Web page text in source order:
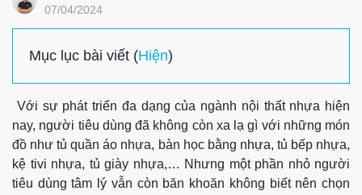
07/04/2024
Mục lục bài viết (Hiện)
Với sự phát triển đa dạng của ngành nội thất nhựa hiện
nay, người tiêu dùng đã không còn xa lạ gì với những món
đồ như tủ quần áo nhựa, bàn học bằng nhựa, tủ bếp nhựa,
kệ tivi nhựa, tủ giày nhựa,… Nhưng một phần nhỏ người
tiêu dùng tâm lý vẫn còn băn khoăn không biết nên chọn